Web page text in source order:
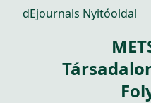
dEjournals Nyitóoldal